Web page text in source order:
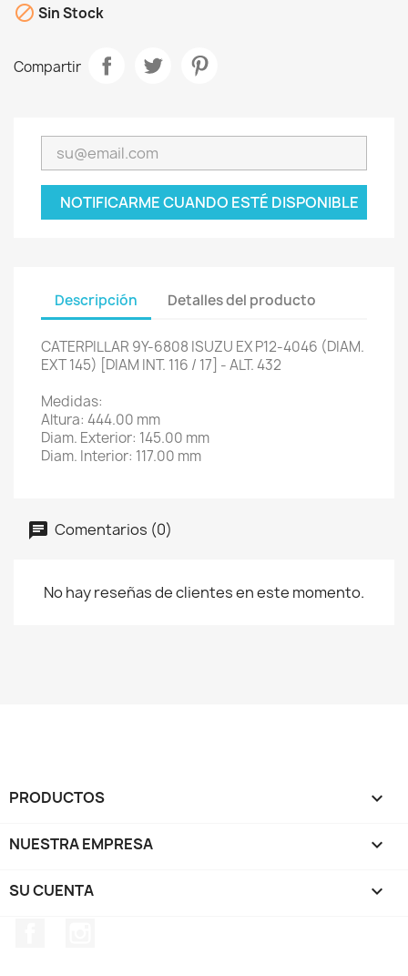
 Sin Stock
Compartir
NOTIFICARME CUANDO ESTÉ DISPONIBLE
Descripción Detalles del producto
CATERPILLAR 9Y-6808 ISUZU EX P12-4046 (DIAM.
EXT 145) [DIAM INT. 116 / 17] - ALT. 432
Medidas:
Altura: 444.00 mm
Diam. Exterior: 145.00 mm
Diam. Interior: 117.00 mm
Comentarios (0)
No hay reseñas de clientes en este momento.
PRODUCTOS 
NUESTRA EMPRESA 
SU CUENTA 